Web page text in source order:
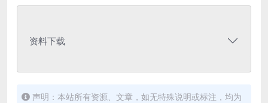
资料下载
声明：本站所有资源、文章，如无特殊说明或标注，均为